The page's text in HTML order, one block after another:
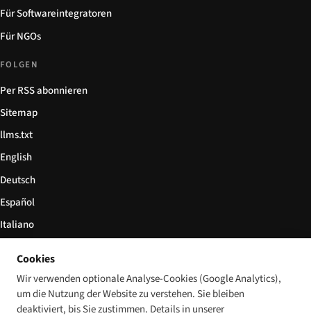
Für Softwareintegratoren
Für NGOs
FOLGEN
Per RSS abonnieren
Sitemap
llms.txt
English
Deutsch
Español
Italiano
Cookies
Wir verwenden optionale Analyse-Cookies (Google Analytics),
um die Nutzung der Website zu verstehen. Sie bleiben
deaktiviert, bis Sie zustimmen. Details in unserer